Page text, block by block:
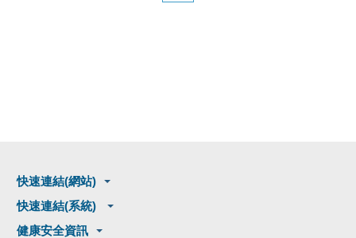
快速連結(網站)
快速連結(系統)
健康安全資訊